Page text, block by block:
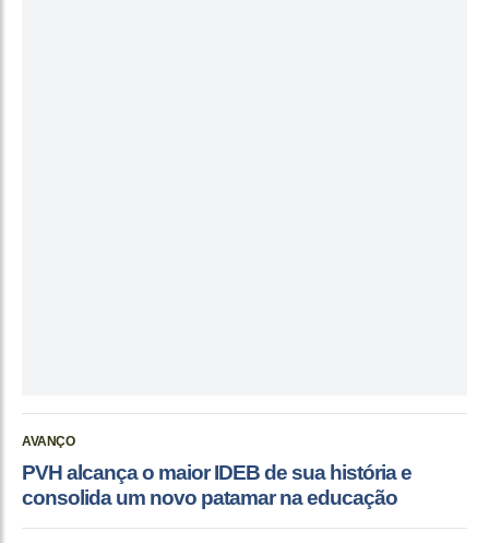
AVANÇO
PVH alcança o maior IDEB de sua história e
consolida um novo patamar na educação